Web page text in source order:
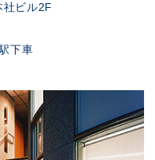
ビル2F
下車